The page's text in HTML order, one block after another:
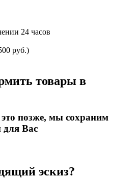
24 часов
руб.)
товары в
позже, мы сохраним
Вас
эскиз?